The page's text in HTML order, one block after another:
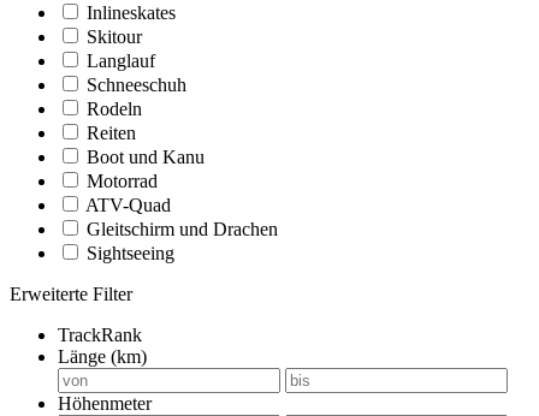
Inlineskates
Skitour
Langlauf
Schneeschuh
Rodeln
Reiten
Boot und Kanu
Motorrad
ATV-Quad
Gleitschirm und Drachen
Sightseeing
Erweiterte Filter
TrackRank
Länge (km)
Höhenmeter